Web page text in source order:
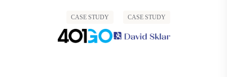
CASE STUDY CASE STUDY